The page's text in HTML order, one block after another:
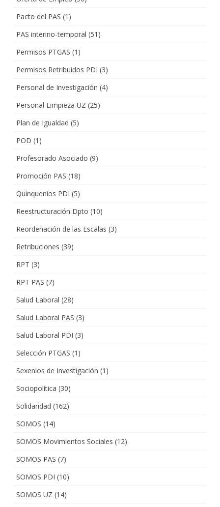
Pacto del PAS (1)
PAS interino-temporal (51)
Permisos PTGAS (1)
Permisos Retribuidos PDI (3)
Personal de Investigación (4)
Personal Limpieza UZ (25)
Plan de Igualdad (5)
POD (1)
Profesorado Asociado (9)
Promoción PAS (18)
Quinquenios PDI (5)
Reestructuración Dpto (10)
Reordenación de las Escalas (3)
Retribuciones (39)
RPT (3)
RPT PAS (7)
Salud Laboral (28)
Salud Laboral PAS (3)
Salud Laboral PDI (3)
Selección PTGAS (1)
Sexenios de Investigación (1)
Sociopolítica (30)
Solidaridad (162)
SOMOS (14)
SOMOS Movimientos Sociales (12)
SOMOS PAS (7)
SOMOS PDI (10)
SOMOS UZ (14)